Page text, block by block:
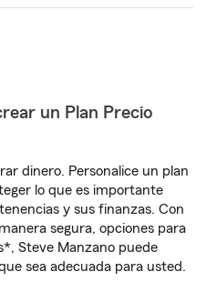
un Plan Precio
dinero. Personalice un plan
lo que es importante
y sus finanzas. Con
segura, opciones para
Steve Manzano puede
sea adecuada para usted.